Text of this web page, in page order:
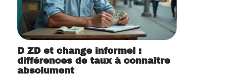
D ZD et change informel :
différences de taux à connaître
absolument